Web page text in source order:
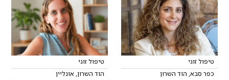
טיפול זוגי
כפר סבא, הוד השרון
טיפול זוגי
הוד השרון, אונליין